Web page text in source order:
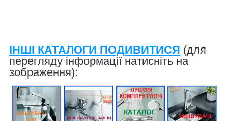
ІНШІ КАТАЛОГИ ПОДИВИТИСЯ (для
перегляду інформації натисніть на
зображення):